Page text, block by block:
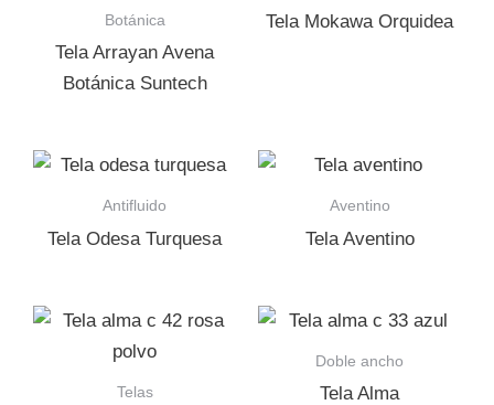
Botánica
Tela Arrayan Avena
Botánica Suntech
Tela Mokawa Orquidea
Antifluido
Tela Odesa Turquesa
Aventino
Tela Aventino
Telas
Doble ancho
Tela Alma